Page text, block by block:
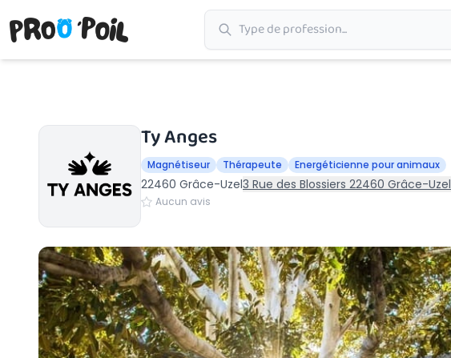
Accueil›Grâce-Uzel
Ty Anges
Magnétiseur Thérapeute Energéticienne pour animaux
22460 Grâce-Uzel3 Rue des Blossiers 22460 Grâce-Uzel
Aucun avis